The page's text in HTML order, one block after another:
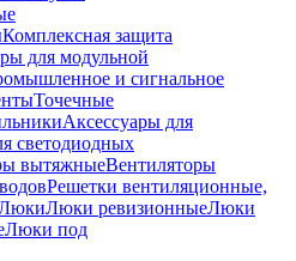
Комплексная защита
для модульной
и сигнальное
Точечные
Аксессуары для
светодиодных
вытяжныеВентиляторы
Решетки вентиляционные,
Люки ревизионныеЛюки
Люки под